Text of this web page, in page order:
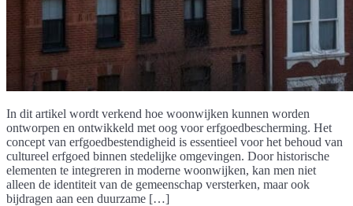
In dit artikel wordt verkend hoe woonwijken kunnen worden
ontworpen en ontwikkeld met oog voor erfgoedbescherming. Het
concept van erfgoedbestendigheid is essentieel voor het behoud van
cultureel erfgoed binnen stedelijke omgevingen. Door historische
elementen te integreren in moderne woonwijken, kan men niet
alleen de identiteit van de gemeenschap versterken, maar ook
bijdragen aan een duurzame […]